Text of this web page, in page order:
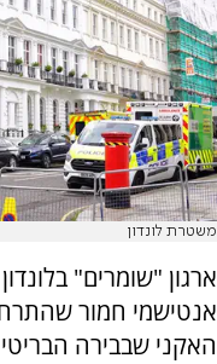
משטרת לונדון
ארגון "שומרים"
אנטישמי חמור
האקני שבבירה